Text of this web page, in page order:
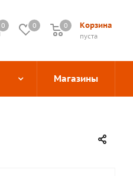
0 0 Корзина
0
пуста
0
Магазины